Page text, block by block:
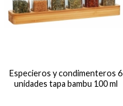
Especieros y condimenteros 6
unidades tapa bambu 100 ml